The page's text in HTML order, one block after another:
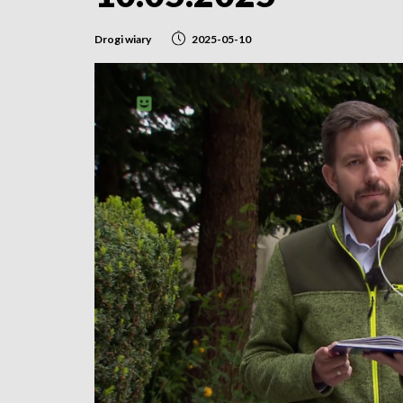
Drogi wiary 2025-05-10